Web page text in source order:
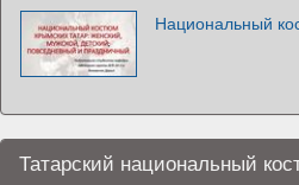
Национальный
Татарский национальный